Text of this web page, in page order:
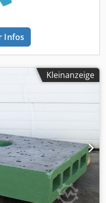
Infos
Kleinanzeige